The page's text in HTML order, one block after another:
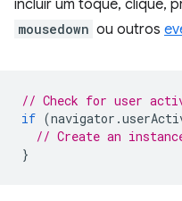
incluir um toque, clique,
mousedown ou outros
// Check for user
if (navigator .
// Create an
}